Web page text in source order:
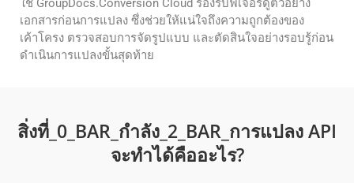
ใช่ GroupDocs.Conversion Cloud รองรับฟีเจอร์ดูตัวอย่าง
เอกสารก่อนการแปลง ซึ่งช่วยให้แน่ใจถึงความถูกต้องของ
เค้าโครง ตรวจสอบการจัดรูปแบบ และตัดสินใจอย่างรอบรู้ก่อน
ดำเนินการแปลงขั้นสุดท้าย
สิ่งที่_0_BAR_กําลัง_2_BAR_การแปลง API
จะทําได้คืออะไร?